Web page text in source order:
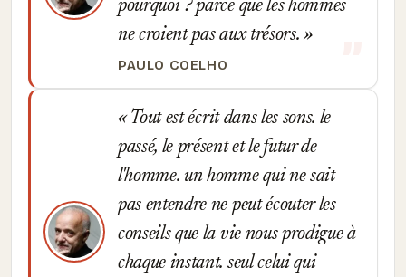
pourquoi ? parce que les hommes
ne croient pas aux trésors.
PAULO COELHO
Tout est écrit dans les sons. le
passé, le présent et le futur de
l'homme. un homme qui ne sait
pas entendre ne peut écouter les
conseils que la vie nous prodigue à
chaque instant. seul celui qui